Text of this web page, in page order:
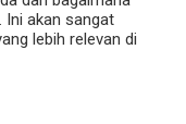
Ini akan sangat
lebih relevan di